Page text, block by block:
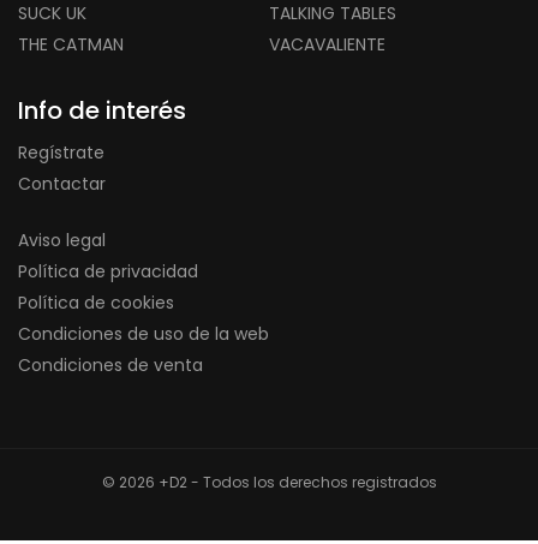
SUCK UK
TALKING TABLES
THE CATMAN
VACAVALIENTE
Info de interés
Regístrate
Contactar
Aviso legal
Política de privacidad
Política de cookies
Condiciones de uso de la web
Condiciones de venta
© 2026 +D2 - Todos los derechos registrados